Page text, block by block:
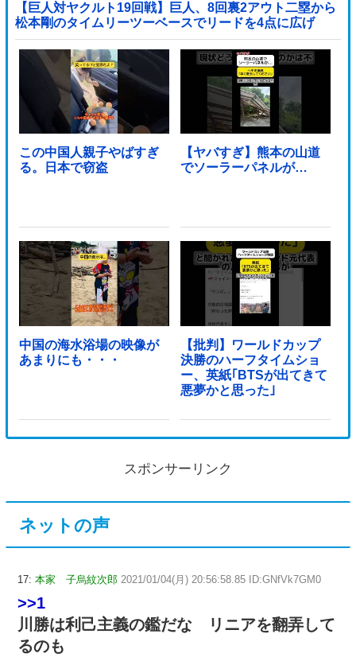
【巨人対ヤクルト19回戦】巨人、8回裏2アウト二塁から
松本剛のタイムリーツーベースでリードを4点に広げ
る！！！！！！！！他
この中国人親子やばすぎ
る。日本で窃盗
【ヤバすぎ】熊本の山道
でソーラーパネルが…
中国の海水浴場の映像が
あまりにも・・・
【批判】ワールドカップ
決勝のハーフタイムショ
ー、英紙｢BTSが出てきて
悪夢かと思った｣
スポンサーリンク
ネットの声
17: 本家 子烏紋次郎 2021/01/04(月) 20:56:58.85 ID:GNfVk7GM0
>>1
川勝は利己主義の鑑だな リニアを翻弄して
るのも